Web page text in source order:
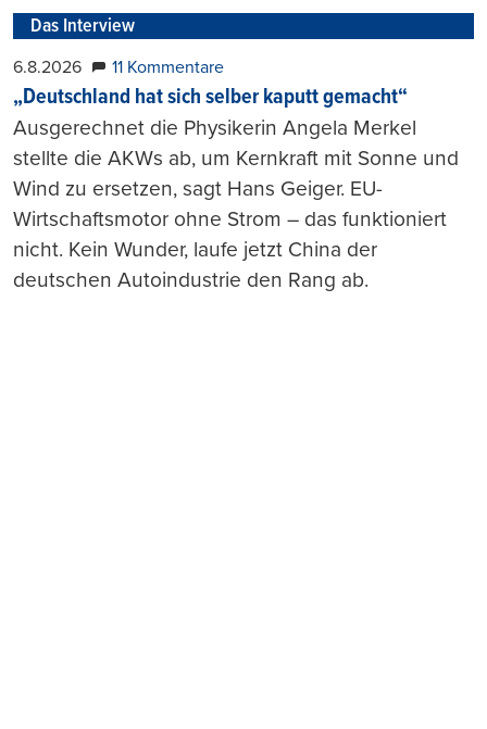
Das Interview
6.8.2026 11 Kommentare
„Deutschland hat sich selber kaputt gemacht“
Ausgerechnet die Physikerin Angela Merkel
stellte die AKWs ab, um Kernkraft mit Sonne und
Wind zu ersetzen, sagt Hans Geiger. EU-
Wirtschaftsmotor ohne Strom – das funktioniert
nicht. Kein Wunder, laufe jetzt China der
deutschen Autoindustrie den Rang ab.